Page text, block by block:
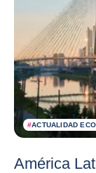
#ACTUALIDAD
América